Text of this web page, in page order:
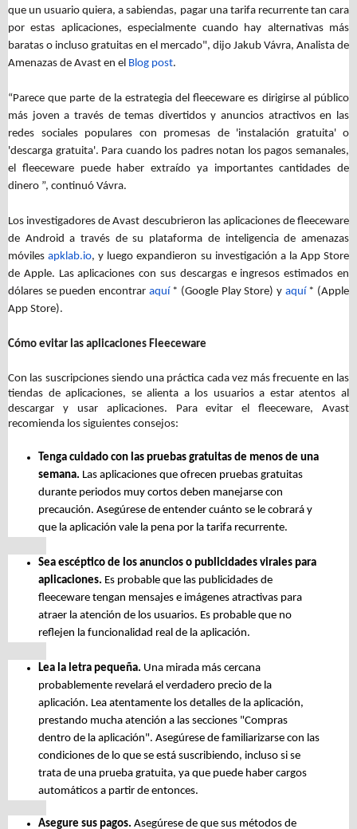
que un usuario quiera, a sabiendas, pagar una tarifa recurrente tan cara
por estas aplicaciones, especialmente cuando hay alternativas más
baratas o incluso gratuitas en el mercado", dijo Jakub Vávra, Analista de
Amenazas de Avast en el Blog post.
“Parece que parte de la estrategia del fleeceware es dirigirse al público
más joven a través de temas divertidos y anuncios atractivos en las
redes sociales populares con promesas de 'instalación gratuita' o
'descarga gratuita'. Para cuando los padres notan los pagos semanales,
el fleeceware puede haber extraído ya importantes cantidades de
dinero ”, continuó Vávra.
Los investigadores de Avast descubrieron las aplicaciones de fleeceware
de Android a través de su plataforma de inteligencia de amenazas
móvilesapklab.io, y luego expandieron su investigación a la App Store
de Apple. Las aplicaciones con sus descargas e ingresos estimados en
dólares se pueden encontrar aquí* (Google Play Store) y aquí* (Apple
App Store).
Cómo evitar las aplicaciones Fleeceware
Con las suscripciones siendo una práctica cada vez más frecuente en las
tiendas de aplicaciones, se alienta a los usuarios a estar atentos al
descargar y usar aplicaciones. Para evitar el fleeceware, Avast
recomienda los siguientes consejos:
Tenga cuidado con las pruebas gratuitas de menos de una
semana. Las aplicaciones que ofrecen pruebas gratuitas
durante periodos muy cortos deben manejarse con
precaución. Asegúrese de entender cuánto se le cobrará y
que la aplicación vale la pena por la tarifa recurrente.
Seaescéptico de los anuncios o publicidades virales para
aplicaciones. Es probable que las publicidadesde
fleeceware tengan mensajes e imágenes atractivas para
atraer la atención de los usuarios. Es probable que no
reflejen la funcionalidad real de la aplicación.
Lea la letra pequeña. Una mirada más cercana
probablemente revelará el verdadero precio de la
aplicación. Lea atentamente los detalles de la aplicación,
prestando mucha atención a las secciones "Compras
dentro de la aplicación". Asegúrese de familiarizarse con las
condiciones de lo que se está suscribiendo, incluso si se
trata de una prueba gratuita, ya que puede haber cargos
automáticos a partir de entonces.
Asegure sus pagos. Asegúrese de que sus métodos de